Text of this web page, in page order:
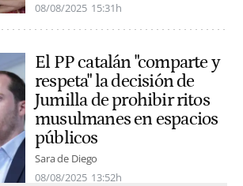
08/08/2025 15:31h
El PP catalán "comparte y
respeta" la decisión de
Jumilla de prohibir ritos
musulmanes en espacios
públicos
Sara de Diego
08/08/2025 13:52h